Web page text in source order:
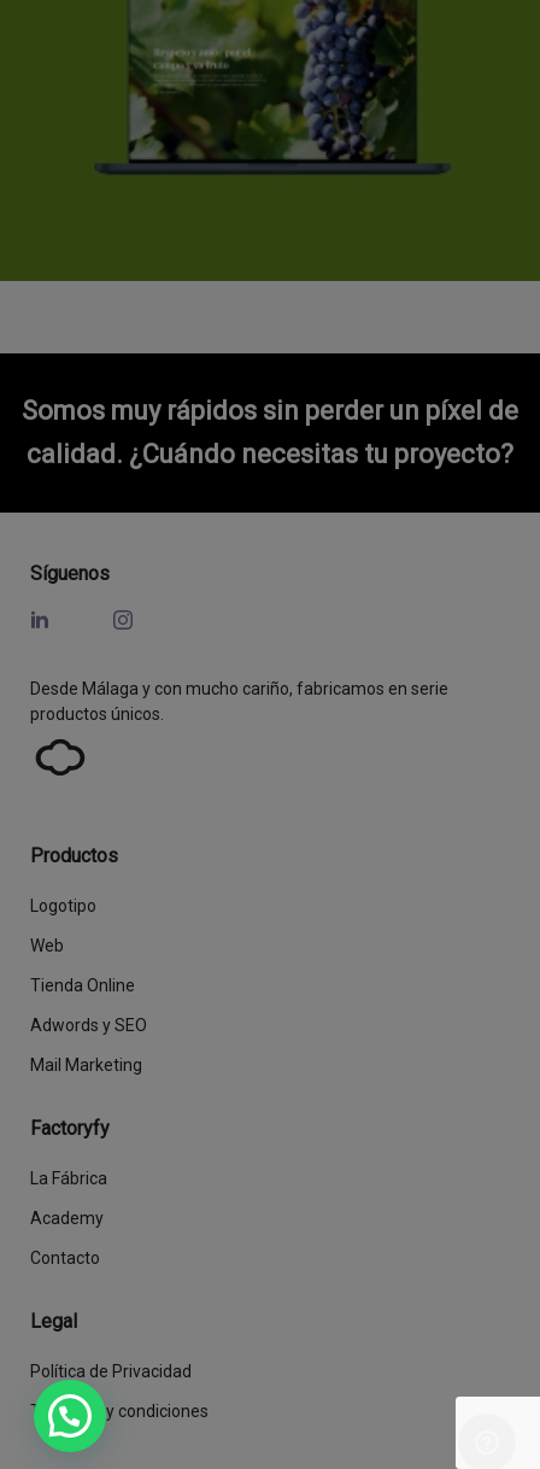
Somos muy rápidos sin perder un píxel de
calidad. ¿Cuándo necesitas tu proyecto?
Síguenos
Desde Málaga y con mucho cariño, fabricamos en serie
productos únicos.
Productos
Logotipo
Web
Tienda Online
Adwords y SEO
Mail Marketing
Factoryfy
La Fábrica
Academy
Contacto
Legal
Política de Privacidad
Términos y condiciones